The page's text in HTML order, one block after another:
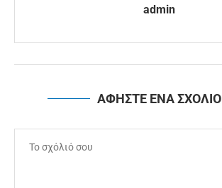
admin
ΑΦΗΣΤΕ ΕΝΑ ΣΧΟΛΙΟ